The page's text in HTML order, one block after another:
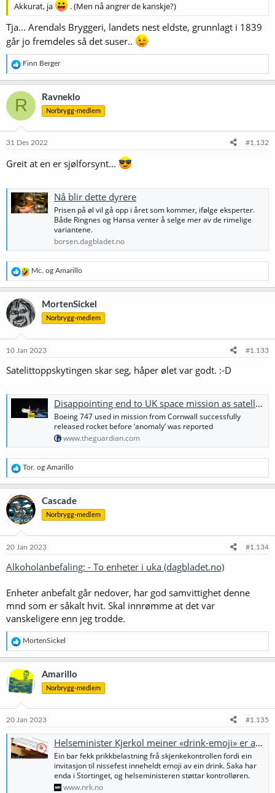
Akkurat, ja
. (Men nå angrer de kanskje?)
Tja... Arendals Bryggeri, landets nest eldste, grunnlagt i 1839
går jo fremdeles så det suser..
R
e
a
k
s
j
o
e
:
Finn Berger
R Ravneklo
Norbrygg-medlem
31 Des 2022 #1.132
Greit at en er sjølforsynt...
Nå blir dette dyrere
Prisen på øl vil gå opp i året som kommer, ifølge eksperter.
Både Ringnes og Hansa venter å selge mer av de rimelige
variantene.
borsen.dagbladet.no
R
e
a
s
j
n
e
:
Mc. og Amarillo
MortenSickel
Norbrygg-medlem
10 Jan 2023 #1.133
Satelittoppskytingen skar seg, håper ølet var godt. :-D
Disappointing end to UK space mission as satellites fail to reach orbit
Boeing 747 used in mission from Cornwall successfully
released rocket before ‘anomaly’ was reported
www.theguardian.com
R
e
a
k
s
j
o
e
:
Tor. og Amarillo
Cascade
Norbrygg-medlem
20 Jan 2023 #1.134
Alkoholanbefaling: - To enheter i uka (dagbladet.no)
Enheter anbefalt går nedover, har god samvittighet denne
mnd som er såkalt hvit. Skal innrømme at det var
vanskeligere enn jeg trodde.
R
e
a
k
s
j
e
:
MortenSickel
Amarillo
Norbrygg-medlem
20 Jan 2023 #1.135
Helseminister Kjerkol meiner «drink-emoji» er alkoholreklame. Frp: – Tullete byråkratisk idioti
Ein bar fekk prikkbelastning frå skjenkekontrollen fordi ein
invitasjon til nissefest inneheldt emoji av ein drink. Saka har
enda i Stortinget, og helseministeren støttar kontrolløren.
www.nrk.no